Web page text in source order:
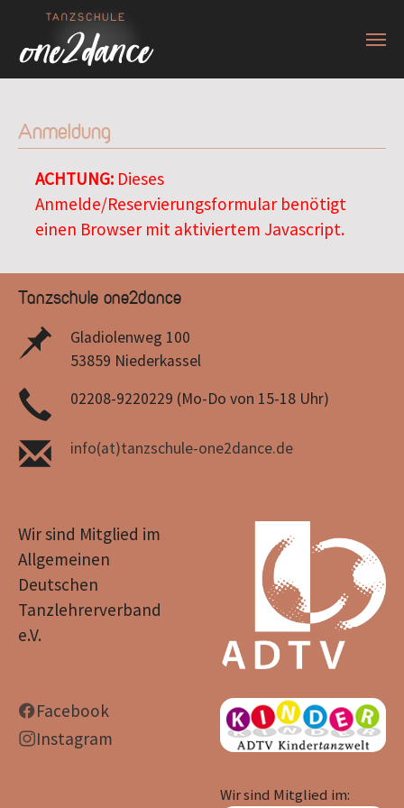
Anmeldung
ACHTUNG: Dieses
Anmelde/Reservierungsformular benötigt
einen Browser mit aktiviertem Javascript.
Tanzschule one2dance
Gladiolenweg 100
53859 Niederkassel
02208-9220229 (Mo-Do von 15-18 Uhr)
info(at)tanzschule-one2dance.de
Wir sind Mitglied im
Allgemeinen
Deutschen
Tanzlehrerverband
e.V.
Facebook
Instagram
Wir sind Mitglied im: